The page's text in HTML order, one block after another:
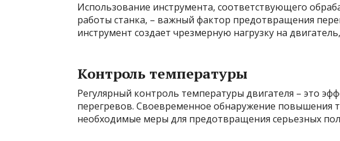
Использование инструмента, соответствующего
работы станка, – важный фактор предотвращения
инструмент создает чрезмерную нагрузку на
Контроль температуры
Регулярный контроль температуры двигателя – это
перегревов. Своевременное обнаружение повышения
необходимые меры для предотвращения серьезных